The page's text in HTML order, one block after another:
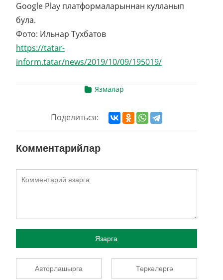
Google Play платформаларыннан кулланып
була.
Фото: Ильнар Тухбатов
https://tatar-
inform.tatar/news/2019/10/09/195019/
Язмалар
Поделиться:
Комментарийлар
Язарга
Авторлашырга Теркәлергә